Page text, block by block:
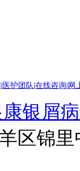
|医护团队|在线咨询|网
银屑
区锦